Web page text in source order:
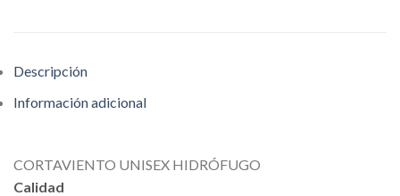
Descripción
Información adicional
CORTAVIENTO UNISEX HIDRÓFUGO
Calidad